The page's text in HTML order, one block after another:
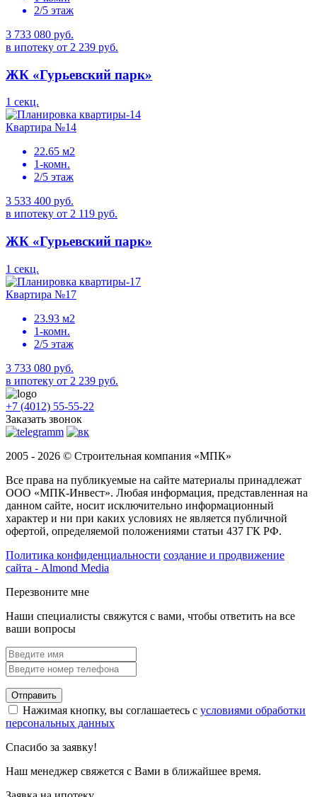
2/5 этаж
3 733 080 руб.
в ипотеку от 2 239 руб.
ЖК «Гурьевский парк»
1 секц.
Квартира №14
22.65 м2
1-комн.
2/5 этаж
3 533 400 руб.
в ипотеку от 2 119 руб.
ЖК «Гурьевский парк»
1 секц.
Квартира №17
23.93 м2
1-комн.
2/5 этаж
3 733 080 руб.
в ипотеку от 2 239 руб.
+7 (4012) 55-55-22
Заказать звонок
2005 - 2026 © Строительная компания «МПК»
Все права на публикуемые на сайте материалы принадлежат
ООО «МПК-Инвест». Любая информация, представленная на
данном сайте, носит исключительно информационный
характер и ни при каких условиях не является публичной
офертой, определяемой положениями статьи 437 ГК РФ.
Политика конфиденциальности создание и продвижение
сайта - Almond Media
Перезвоните мне
Наши специалисты свяжутся с вами, чтобы ответить на все
ваши вопросы
Отправить
Нажимая кнопку, вы соглашаетесь с условиями обработки
персональных данных
Спасибо за заявку!
Наш менеджер свяжется с Вами в ближайшее время.